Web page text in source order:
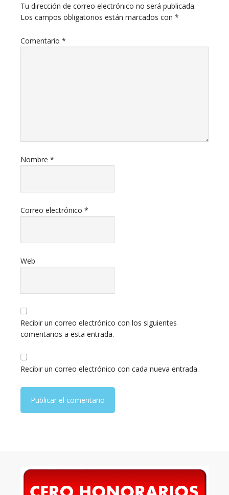
Tu dirección de correo electrónico no será publicada.
Los campos obligatorios están marcados con *
Comentario *
Nombre *
Correo electrónico *
Web
Recibir un correo electrónico con los siguientes
comentarios a esta entrada.
Recibir un correo electrónico con cada nueva entrada.